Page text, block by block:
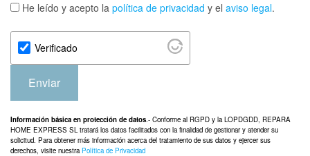
He leído y acepto la política de privacidad y el aviso legal.
Verificado
Enviar
Información básica en protección de datos .- Conforme al RGPD y la LOPDGDD, REPARA
HOME EXPRESS SL tratará los datos facilitados con la finalidad de gestionar y atender su
solicitud. Para obtener más información acerca del tratamiento de sus datos y ejercer sus
derechos, visite nuestra Política de Privacidad